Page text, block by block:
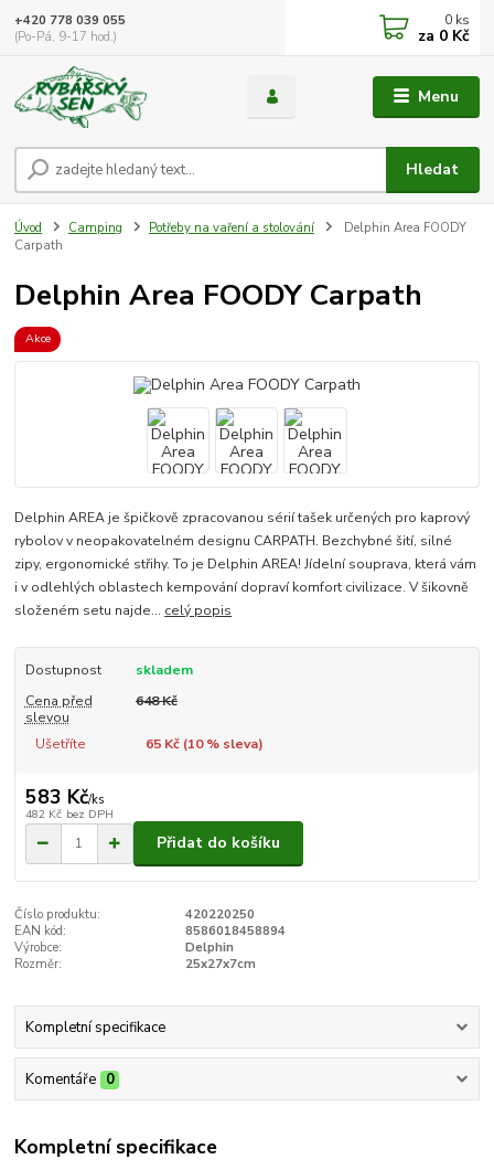
Menu
Hledat
+420 778 039 055
(Po-Pá, 9-17 hod.)
0 ks
za 0 Kč
Úvod Camping Potřeby na vaření a stolování
Delphin Area FOODY
Carpath
Delphin Area FOODY Carpath
Akce
Delphin AREA je špičkově zpracovanou sérií tašek určených pro kaprový
rybolov v neopakovatelném designu CARPATH. Bezchybné šití, silné
zipy, ergonomické střihy. To je Delphin AREA! Jídelní souprava, která vám
i v odlehlých oblastech kempování dopraví komfort civilizace. V šikovně
složeném setu najde... celý popis
Dostupnost
skladem
Cena před
slevou
648 Kč
Ušetříte 65 Kč (10% sleva)
583 Kč/ks
482 Kč bez DPH
Přidat do košíku
Číslo produktu:
420220250
EAN kód:
8586018458894
Výrobce:
Delphin
Rozměr:
25x27x7cm
Kompletní specifikace
Komentáře 0
Kompletní specifikace